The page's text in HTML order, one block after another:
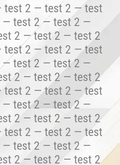
2 — test 2 — test
test 2 — test 2 —
2 — test 2 — test 2
2 — test 2 — test
test 2 — test 2 —
2 — test 2 — test 2
2 — test 2 — test
test 2 — test 2 —
2 — test 2 — test 2
2 — test 2 — test
test 2 — test 2 —
2 — test 2 — test 2